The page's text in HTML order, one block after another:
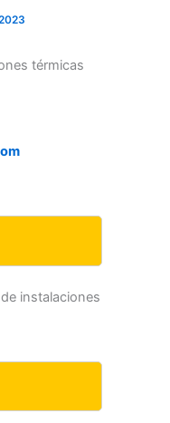
térmicas
instalaciones